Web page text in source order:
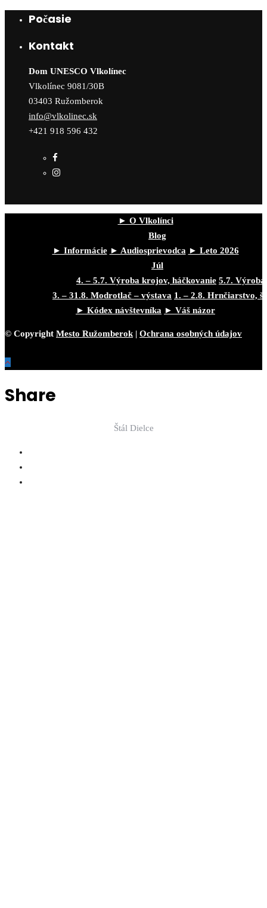
Počasie
Kontakt
Dom UNESCO Vlkolínec
Vlkolínec 9081/30B
03403 Ružomberok
info@vlkolinec.sk
+421 918 596 432
► O Vlkolínci
Blog
► Informácie ► Audiosprievodca ► Leto 2026
Júl
4. – 5.7. Výroba krojov, háčkovanie 5.7. Výroba
3. – 31.8. Modrotlač – výstava 1. – 2.8. Hrnčiarstvo,
► Kódex návštevníka ► Váš názor
© Copyright Mesto Ružomberok | Ochrana osobných údajov
Share
Štál Dielce